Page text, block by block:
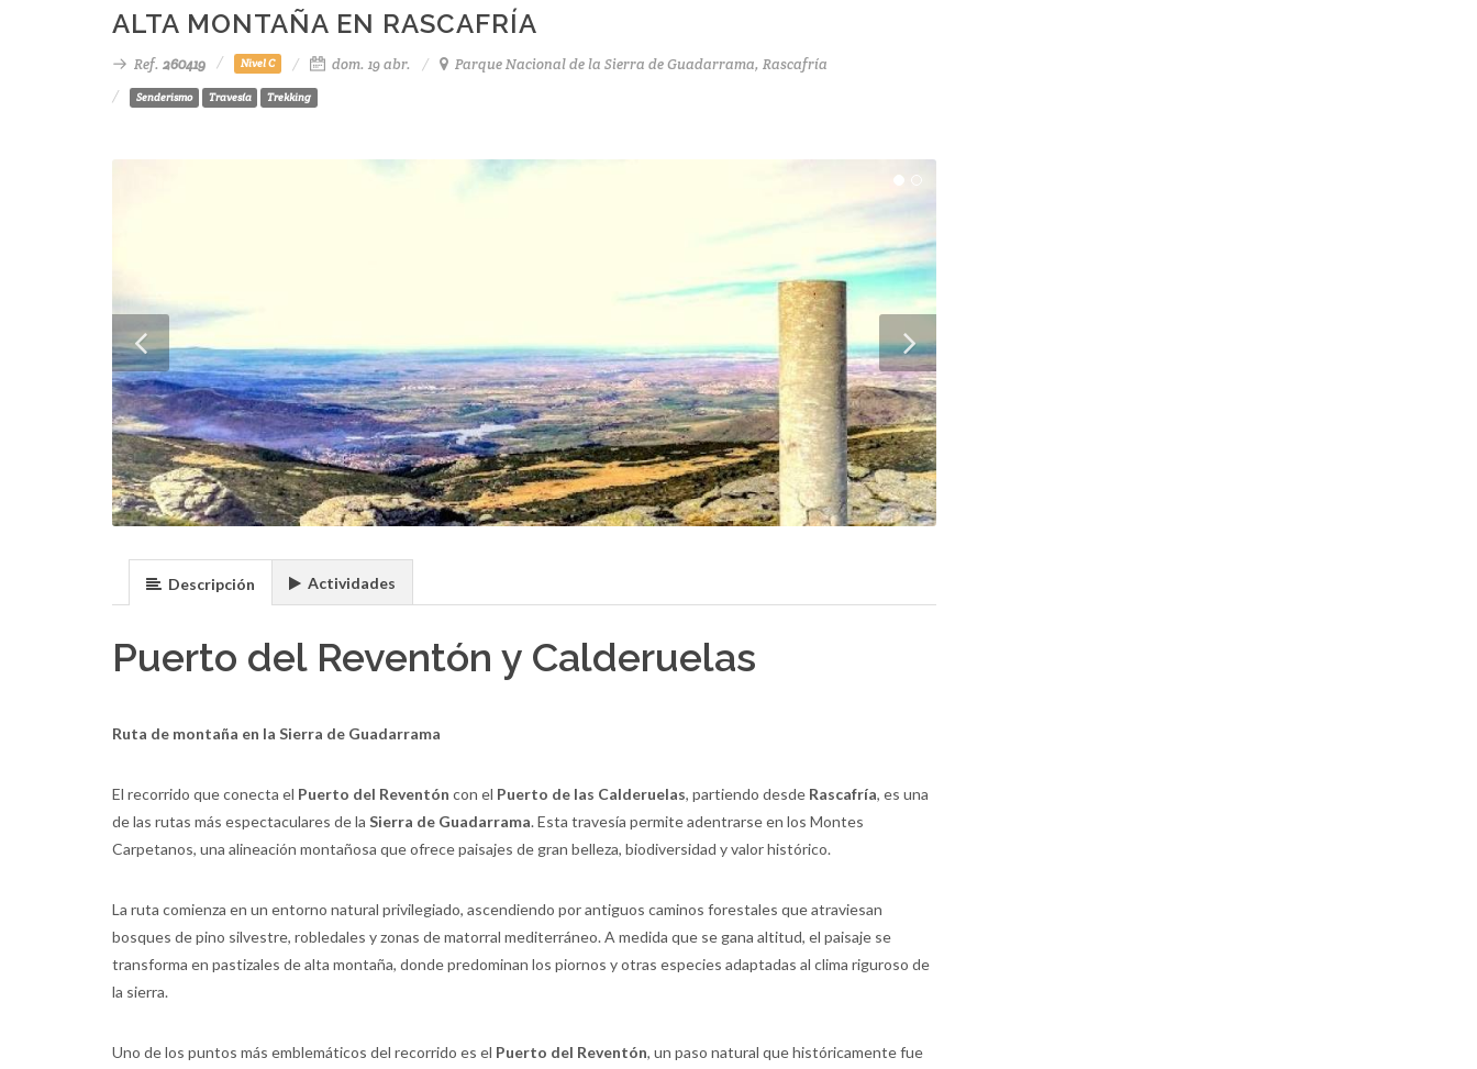
ALTA MONTAÑA EN RASCAFRÍA
Ref. 260419 Nivel C dom. 19 abr. Parque Nacional de la Sierra de Guadarrama, Rascafría
Senderismo Travesía Trekking
Descripción Actividades
Puerto del Reventón y Calderuelas
Ruta de montaña en la Sierra de Guadarrama
El recorrido que conecta el Puerto del Reventón con el Puerto de las Calderuelas, partiendo desde Rascafría, es una
de las rutas más espectaculares de la Sierra de Guadarrama. Esta travesía permite adentrarse en los Montes
Carpetanos, una alineación montañosa que ofrece paisajes de gran belleza, biodiversidad y valor histórico.
La ruta comienza en un entorno natural privilegiado, ascendiendo por antiguos caminos forestales que atraviesan
bosques de pino silvestre, robledales y zonas de matorral mediterráneo. A medida que se gana altitud, el paisaje se
transforma en pastizales de alta montaña, donde predominan los piornos y otras especies adaptadas al clima riguroso de
la sierra.
Uno de los puntos más emblemáticos del recorrido es el Puerto del Reventón, un paso natural que históricamente fue